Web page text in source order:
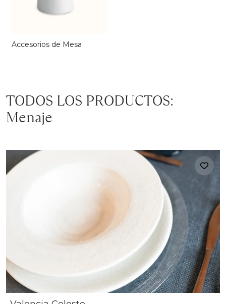
Accesorios de Mesa
TODOS LOS PRODUCTOS:
Menaje